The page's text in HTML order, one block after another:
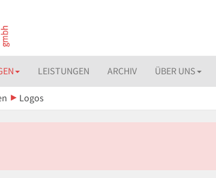
LEISTUNGEN ARCHIV ÜBER UNS
Logos